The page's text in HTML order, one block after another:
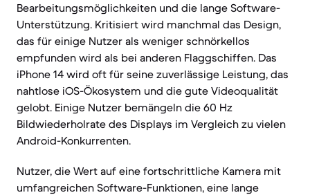
Bearbeitungsmöglichkeiten und die lange Software-
Unterstützung. Kritisiert wird manchmal das Design,
das für einige Nutzer als weniger schnörkellos
empfunden wird als bei anderen Flaggschiffen. Das
iPhone 14 wird oft für seine zuverlässige Leistung, das
nahtlose iOS-Ökosystem und die gute Videoqualität
gelobt. Einige Nutzer bemängeln die 60 Hz
Bildwiederholrate des Displays im Vergleich zu vielen
Android-Konkurrenten.
Nutzer, die Wert auf eine fortschrittliche Kamera mit
umfangreichen Software-Funktionen, eine lange